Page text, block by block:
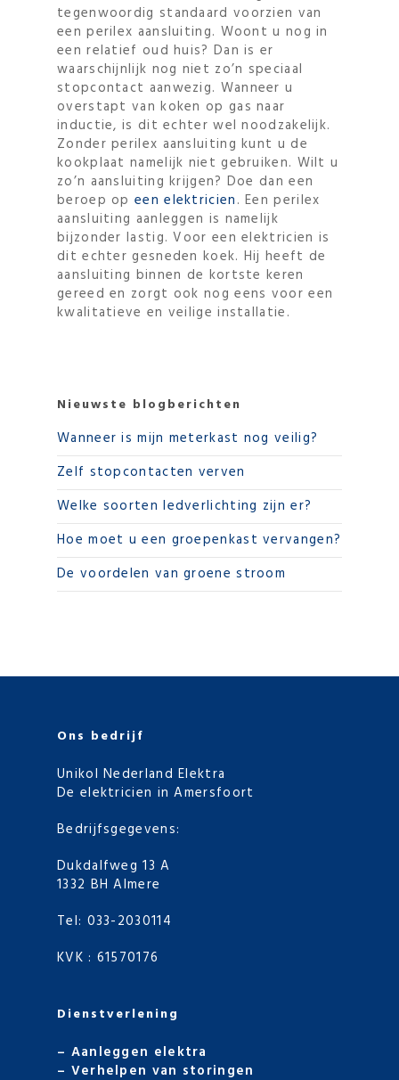
tegenwoordig standaard voorzien van
een perilex aansluiting. Woont u nog in
een relatief oud huis? Dan is er
waarschijnlijk nog niet zo’n speciaal
stopcontact aanwezig. Wanneer u
overstapt van koken op gas naar
inductie, is dit echter wel noodzakelijk.
Zonder perilex aansluiting kunt u de
kookplaat namelijk niet gebruiken. Wilt u
zo’n aansluiting krijgen? Doe dan een
beroep opeen elektricien. Een perilex
aansluiting aanleggen is namelijk
bijzonder lastig. Voor een elektricien is
dit echter gesneden koek. Hij heeft de
aansluiting binnen de kortste keren
gereed en zorgt ook nog eens voor een
kwalitatieve en veilige installatie.
Nieuwste blogberichten
Wanneer is mijn meterkast nog veilig?
Zelf stopcontacten verven
Welke soorten ledverlichting zijn er?
Hoe moet u een groepenkast vervangen?
De voordelen van groene stroom
Ons bedrijf
Unikol Nederland Elektra
De elektricien in Amersfoort
Bedrijfsgegevens:
Dukdalfweg 13 A
1332 BH Almere
Tel: 033-2030114
KVK : 61570176
Dienstverlening
– Aanleggen elektra
– Verhelpen van storingen